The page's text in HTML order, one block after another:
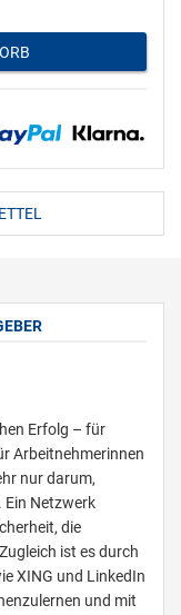
Erfolg – für
Arbeitnehmerinnen
nur darum,
Ein Netzwerk
die
ist es durch
XING und LinkedIn
und mit